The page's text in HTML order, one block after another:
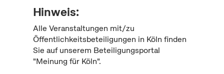
Hinweis:
Alle Veranstaltungen mit/zu
Öffentlichkeitsbeteiligungen in Köln finden
Sie auf unserem Beteiligungsportal
"Meinung für Köln".